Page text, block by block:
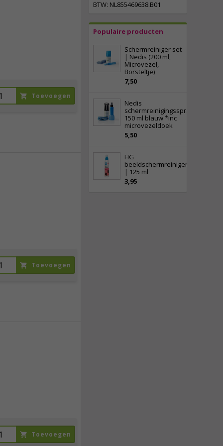
BTW: NL855469638.B01
Populaire producten
Schermreiniger set
| Nedis (200 ml,
Microvezel,
Borsteltje)
7,50
Nedis
schermreinigingsspray
150 ml blauw *inc
microvezeldoek
5,50
HG
beeldschermreiniger
| 125 ml
3,95
Toevoegen
Toevoegen
Toevoegen